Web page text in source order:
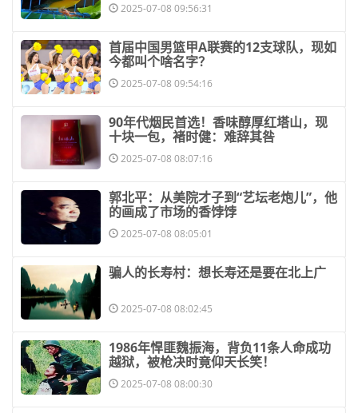
2025-07-08 09:56:31
​首届中国男篮甲A联赛的12支球队，现如
今都叫个啥名字？
2025-07-08 09:54:16
​90年代烟民首选！香味醇厚红塔山，现
十块一包，褚时健：难辞其咎
2025-07-08 08:07:16
​郭北平：从美院才子到“艺坛老炮儿”，他
的画成了市场的香饽饽
2025-07-08 08:05:01
​骗人的长寿村：想长寿还是要在北上广
2025-07-08 08:02:45
​1986年悍匪魏振海，背负11条人命成功
越狱，被枪决时竟仰天长笑！
2025-07-08 08:00:30